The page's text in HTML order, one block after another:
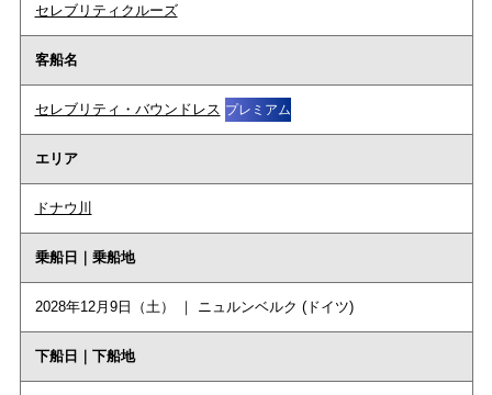
セレブリティクルーズ
客船名
セレブリティ・バウンドレス プレミアム
エリア
ドナウ川
乗船日｜乗船地
2028年12月9日（土） ｜ ニュルンベルク (ドイツ)
下船日｜下船地